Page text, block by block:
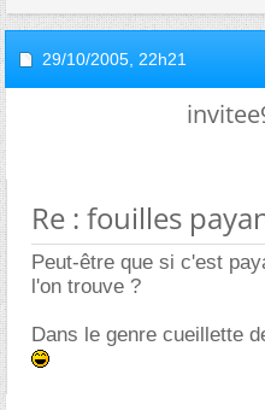
29/10/2005, 22h21
Re : fouilles
Peut-être que si c'est
l'on trouve ?
Dans le genre cueillette